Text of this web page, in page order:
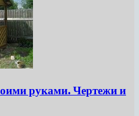
руками. Чертежи и